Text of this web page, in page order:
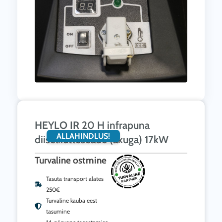
ALLAHINDLUS!
HEYLO IR 20 H infrapuna
diiselkütteseade (akuga) 17kW
Turvaline ostmine
Tasuta transport alates
250€
Turvaline kauba eest
tasumine